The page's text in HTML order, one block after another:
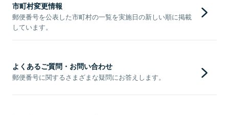
市町村変更情報
郵便番号を公表した市町村の一覧を実施日の新しい順に掲載
しています。
よくあるご質問・お問い合わせ
郵便番号に関するさまざまな疑問にお答えします。